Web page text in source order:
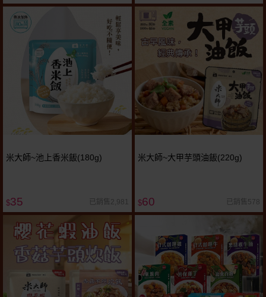
米大師~池上香米飯(180g)
$35 已銷售2,981
米大師~大甲芋頭油飯(220g)
$60 已銷售578